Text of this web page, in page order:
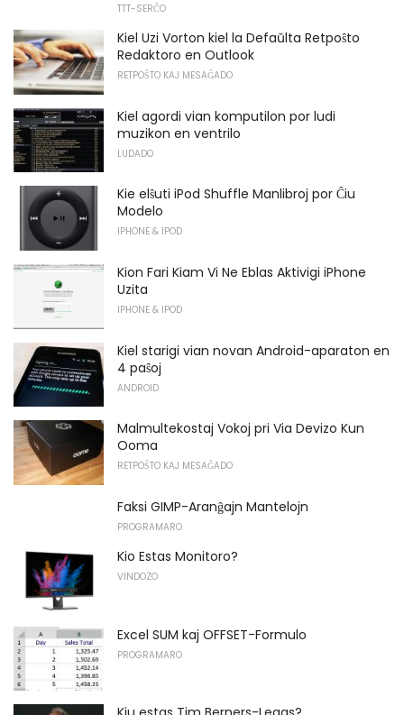
TTT-SERĈO
Kiel Uzi Vorton kiel la Defaŭlta Retpoŝto
Redaktoro en Outlook
RETPOŜTO KAJ MESAĜADO
Kiel agordi vian komputilon por ludi
muzikon en ventrilo
LUDADO
Kie elŝuti iPod Shuffle Manlibroj por Ĉiu
Modelo
IPHONE & IPOD
Kion Fari Kiam Vi Ne Eblas Aktivigi iPhone
Uzita
IPHONE & IPOD
Kiel starigi vian novan Android-aparaton en
4 paŝoj
ANDROID
Malmultekostaj Vokoj pri Via Devizo Kun
Ooma
RETPOŜTO KAJ MESAĜADO
Faksi GIMP-Aranĝajn Mantelojn
PROGRAMARO
Kio Estas Monitoro?
VINDOZO
Excel SUM kaj OFFSET-Formulo
PROGRAMARO